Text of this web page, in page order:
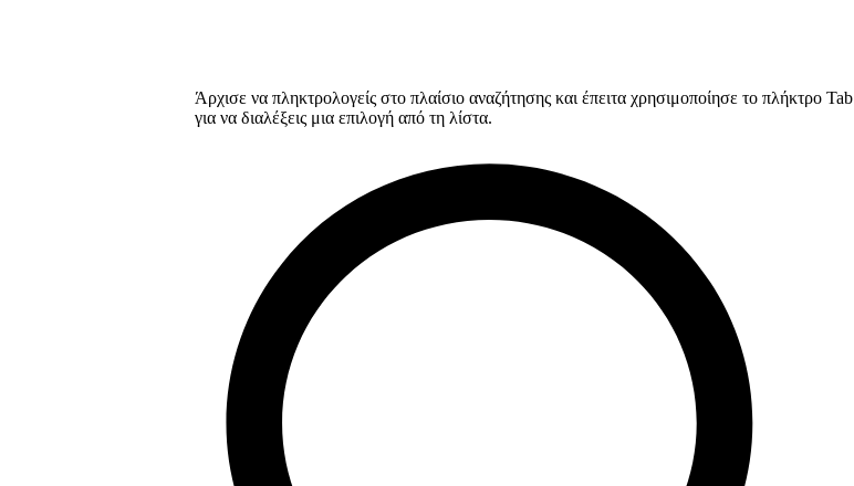
Άρχισε να πληκτρολογείς στο πλαίσιο αναζήτησης και έπειτα χρησιμοποίησε το πλήκτρο Tab
για να διαλέξεις μια επιλογή από τη λίστα.